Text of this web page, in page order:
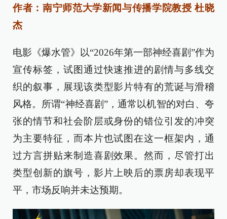
作者：南宁师范大学新闻与传播学院教授 杜晓
杰
电影《爆水管》以“2026年第一部神经喜剧”作为
宣传标签，试图通过快速推进的剧情与多线交
织的叙事，展现该类型影片特有的荒诞与滑稽
风格。所谓“神经喜剧”，通常以机智的对白、夸
张的情节和社会阶层或身份的错位引发的冲突
为主要特征，而本片也试图在这一框架内，通
过方言拼贴来制造喜剧效果。然而，尽管打出
类型创新的旗号，影片上映后的票房却表现平
平，市场反响并未达预期。